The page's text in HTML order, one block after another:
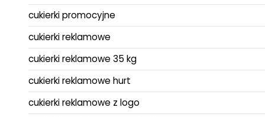
cukierki promocyjne
cukierki reklamowe
cukierki reklamowe 35 kg
cukierki reklamowe hurt
cukierki reklamowe z logo